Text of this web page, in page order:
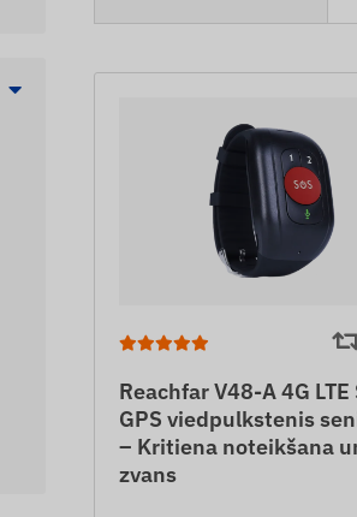
Reachfar V48-A 4G LTE
GPS viedpulkstenis
– Kritiena noteikšana
zvans